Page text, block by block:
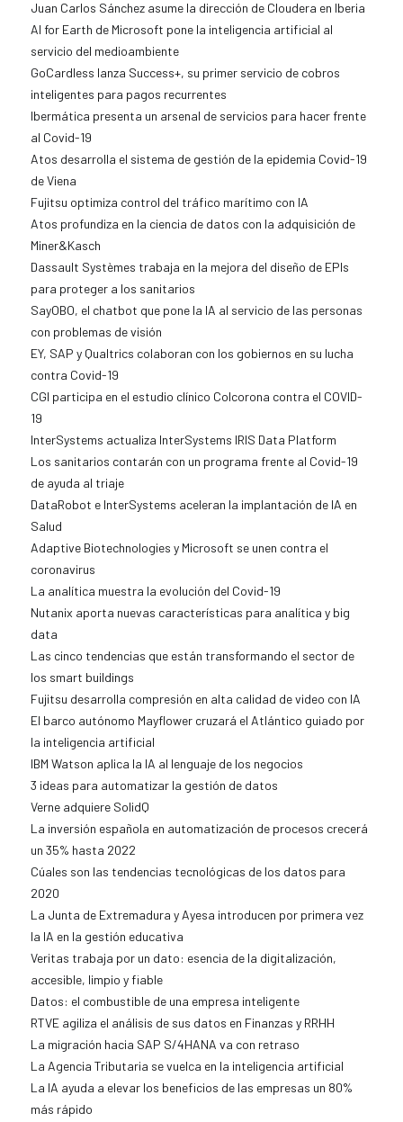
Juan Carlos Sánchez asume la dirección de Cloudera en Iberia
AI for Earth de Microsoft pone la inteligencia artificial al
servicio del medioambiente
GoCardless lanza Success+, su primer servicio de cobros
inteligentes para pagos recurrentes
Ibermática presenta un arsenal de servicios para hacer frente
al Covid-19
Atos desarrolla el sistema de gestión de la epidemia Covid-19
de Viena
Fujitsu optimiza control del tráfico marítimo con IA
Atos profundiza en la ciencia de datos con la adquisición de
Miner&Kasch
Dassault Systèmes trabaja en la mejora del diseño de EPIs
para proteger a los sanitarios
SayOBO, el chatbot que pone la IA al servicio de las personas
con problemas de visión
EY, SAP y Qualtrics colaboran con los gobiernos en su lucha
contra Covid-19
CGI participa en el estudio clínico Colcorona contra el COVID-
19
InterSystems actualiza InterSystems IRIS Data Platform
Los sanitarios contarán con un programa frente al Covid-19
de ayuda al triaje
DataRobot e InterSystems aceleran la implantación de IA en
Salud
Adaptive Biotechnologies y Microsoft se unen contra el
coronavirus
La analítica muestra la evolución del Covid-19
Nutanix aporta nuevas características para analítica y big
data
Las cinco tendencias que están transformando el sector de
los smart buildings
Fujitsu desarrolla compresión en alta calidad de video con IA
El barco autónomo Mayflower cruzará el Atlántico guiado por
la inteligencia artificial
IBM Watson aplica la IA al lenguaje de los negocios
3 ideas para automatizar la gestión de datos
Verne adquiere SolidQ
La inversión española en automatización de procesos crecerá
un 35% hasta 2022
Cúales son las tendencias tecnológicas de los datos para
2020
La Junta de Extremadura y Ayesa introducen por primera vez
la IA en la gestión educativa
Veritas trabaja por un dato: esencia de la digitalización,
accesible, limpio y fiable
Datos: el combustible de una empresa inteligente
RTVE agiliza el análisis de sus datos en Finanzas y RRHH
La migración hacia SAP S/4HANA va con retraso
La Agencia Tributaria se vuelca en la inteligencia artificial
La IA ayuda a elevar los beneficios de las empresas un 80%
más rápido